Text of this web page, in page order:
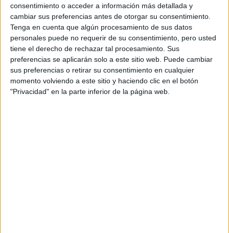
consentimiento o acceder a información más detallada y
cambiar sus preferencias antes de otorgar su consentimiento.
Tenga en cuenta que algún procesamiento de sus datos
personales puede no requerir de su consentimiento, pero usted
tiene el derecho de rechazar tal procesamiento. Sus
preferencias se aplicarán solo a este sitio web. Puede cambiar
sus preferencias o retirar su consentimiento en cualquier
momento volviendo a este sitio y haciendo clic en el botón
"Privacidad" en la parte inferior de la página web.
las ofertas formativas a su alcance y localizando
los recursos mediante las tecnologías de la
información y la comunicación.
Cumplir las tareas propias de su nivel con
autonomía y responsabilidad, empleando criterios
de calidad y eficiencia en el trabajo asignado y
efectuándolo de forma individual o como miembro
de un equipo.